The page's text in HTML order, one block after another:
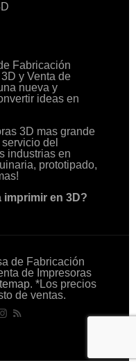
Fabricación
y Venta de
nueva y
ideas en
3D mas grande
del
industrias en
prototipado,
imprimir en 3D?
de Fabricación
de Impresoras
. *Los precios
de ventas.